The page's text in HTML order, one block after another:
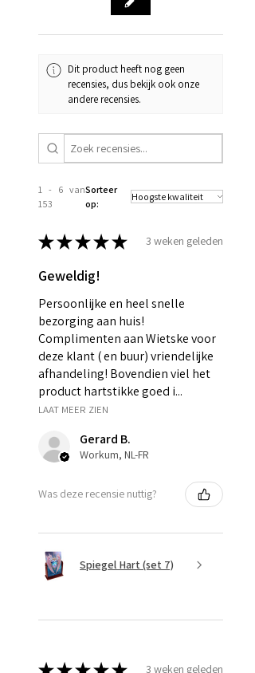
Dit product heeft nog geen
recensies, dus bekijk ook onze
andere recensies.
1 - 6 van
153
Sorteer
op:
★★★★★ 3 weken geleden
Geweldig!
Persoonlijke en heel snelle
bezorging aan huis!
Complimenten aan Wietske voor
deze klant ( en buur) vriendelijke
afhandeling! Bovendien viel het
product hartstikke goed i...
LAAT MEER ZIEN
Gerard B.
Workum, NL-FR
Was deze recensie nuttig?
Spiegel Hart (set 7)
3 weken geleden